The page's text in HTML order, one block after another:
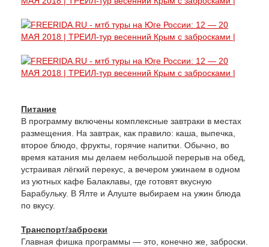
Питание
В программу включены комплексные завтраки в местах
размещения. На завтрак, как правило: каша, выпечка,
второе блюдо, фрукты, горячие напитки. Обычно, во
время катания мы делаем небольшой перерыв на обед,
устраивая лёгкий перекус, а вечером ужинаем в одном
из уютных кафе Балаклавы, где готовят вкусную
Барабульку. В Ялте и Алуште выбираем на ужин блюда
по вкусу.
Транспорт/заброски
Главная фишка программы — это, конечно же, заброски.